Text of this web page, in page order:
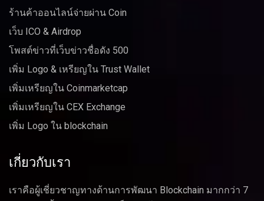
ร้านค้าออนไลน์จ่ายผ่าน Coin
เว็บ ICO & Airdrop
โพสต์ข่าวที่เว็บข่าวชื่อดัง 500
เพิ่ม Logo & เหรียญใน Trust Wallet
เพิ่มเหรียญใน Coinmarketcap
เพิ่มเหรียญใน CEX Exchange
เพิ่ม Logo ใน blockchain
เกี่ยวกับเรา
เราคือผู้เชี่ยวชาญทางด้านการพัฒนา Blockchain มากกว่า 7